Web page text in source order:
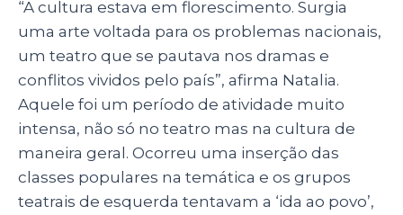
“A cultura estava em florescimento. Surgia
uma arte voltada para os problemas nacionais,
um teatro que se pautava nos dramas e
conflitos vividos pelo país”, afirma Natalia.
Aquele foi um período de atividade muito
intensa, não só no teatro mas na cultura de
maneira geral. Ocorreu uma inserção das
classes populares na temática e os grupos
teatrais de esquerda tentavam a ‘ida ao povo’,